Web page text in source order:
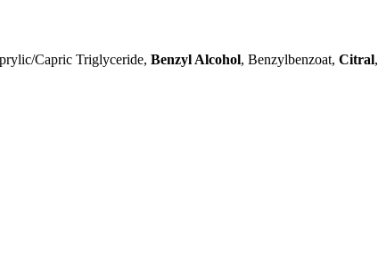
Capric Triglyceride, Benzyl Alcohol, Benzylbenzoat, Citral,